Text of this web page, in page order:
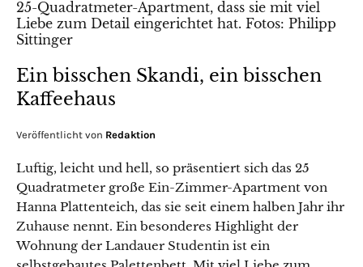
Ein bisschen Skandi, ein bisschen
Kaffeehaus
Veröffentlicht von Redaktion
Luftig, leicht und hell, so präsentiert sich das 25
Quadratmeter große Ein-Zimmer-Apartment von
Hanna Plattenteich, das sie seit einem halben Jahr ihr
Zuhause nennt. Ein besonderes Highlight der
Wohnung der Landauer Studentin ist ein